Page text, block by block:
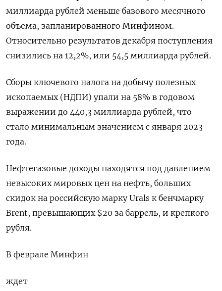
миллиарда рублей меньше базового месячного
объема, запланированного Минфином.
Относительно результатов декабря поступления
снизились на ⁠12,2%, или 54,5 миллиарда рублей.
Сборы ключевого налога на добычу полезных
ископаемых (НДПИ) упали ‌на 58% в годовом
выражении до 440,3 миллиарда рублей, что
стало минимальным ‍значением с января 2023
года.
Нефтегазовые доходы находятся под давлением
невысоких мировых цен на ‌нефть, больших
скидок на российскую марку Urals к бенчмарку
Brent, превышающих $20 за баррель, и ​крепкого
рубля.
В феврале Минфин
ждет